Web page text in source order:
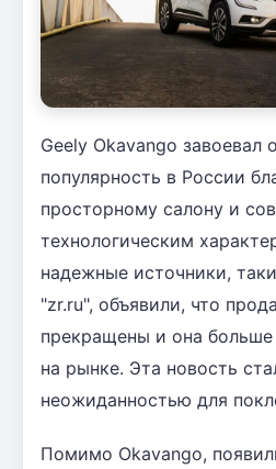
Geely Okavango завоевал
популярность в России
просторному салону и
технологическим
надежные источники,
"zr.ru", объявили, что
прекращены и она больше
на рынке. Эта новость
неожиданностью для
Помимо Okavango,